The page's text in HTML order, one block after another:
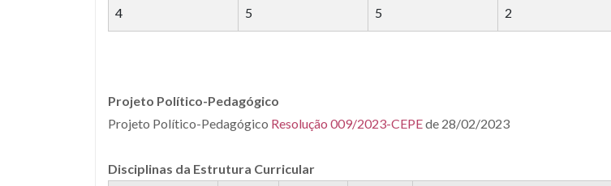
4 5 5 2
Projeto Político-Pedagógico
Projeto Político-Pedagógico Resolução 009/2023-CEPEde 28/02/2023
Disciplinas da Estrutura Curricular